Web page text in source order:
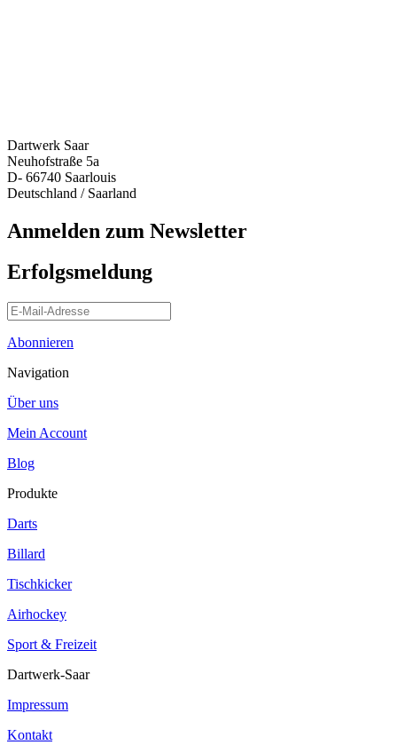
Dartwerk Saar
Neuhofstraße 5a
D- 66740 Saarlouis
Deutschland / Saarland
Anmelden zum Newsletter
Erfolgsmeldung
Abonnieren
Navigation
Über uns
Mein Account
Blog
Produkte
Darts
Billard
Tischkicker
Airhockey
Sport & Freizeit
Dartwerk-Saar
Impressum
Kontakt